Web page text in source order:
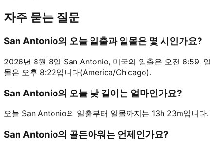
자주 묻는 질문
San Antonio의 오늘 일출과 일몰은 몇 시인가요?
2026년 8월 8일 San Antonio, 미국의 일출은 오전 6:59, 일
몰은 오후 8:22입니다(America/Chicago).
San Antonio의 오늘 낮 길이는 얼마인가요?
오늘 San Antonio의 일출부터 일몰까지는 13h 23m입니다.
San Antonio의 골든아워는 언제인가요?